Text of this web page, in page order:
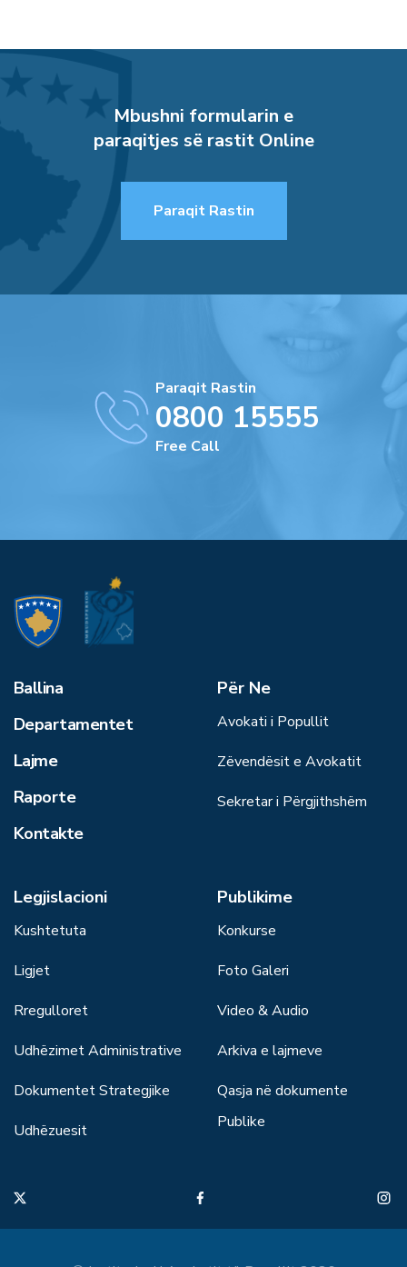
Mbushni formularin e
paraqitjes së rastit Online
Paraqit Rastin
Paraqit Rastin
0800 15555
Free Call
Ballina
Departamentet
Lajme
Raporte
Kontakte
Për Ne
Avokati i Popullit
Zëvendësit e Avokatit
Sekretar i Përgjithshëm
Legjislacioni
Kushtetuta
Ligjet
Rregulloret
Udhëzimet Administrative
Dokumentet Strategjike
Udhëzuesit
Publikime
Konkurse
Foto Galeri
Video & Audio
Arkiva e lajmeve
Qasja në dokumente
Publike